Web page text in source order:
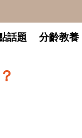
話題 分齡教養